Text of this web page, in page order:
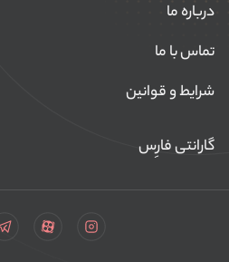
درباره ما
تماس با ما
شرایط و قوانین
گارانتی فارِس